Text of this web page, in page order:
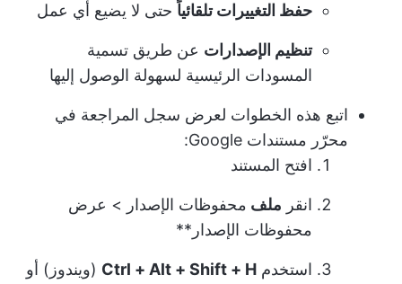
حفظ التغييرات تلقائياً حتى لا يضيع أي عمل
تنظيم الإصدارات عن طريق تسمية
المسودات الرئيسية لسهولة الوصول إليها
اتبع هذه الخطوات لعرض سجل المراجعة في
محرّر مستندات Google:
افتح المستند
انقر ملف محفوظات الإصدار > عرض
محفوظات الإصدار**
استخدم Ctrl + Alt + Shift + H (ويندوز) أو